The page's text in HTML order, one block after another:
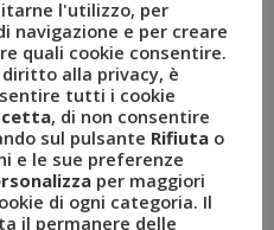
al via
HAPPY FAMILY,
,OTN,SOCIAL MEDIA
l'utilizzo, per
navigazione e per creare
quali cookie consentire.
alla privacy, è
tutti i cookie
, di non consentire
sul pulsante Rifiuta o
e le sue preferenze
per maggiori
di ogni categoria. Il
il permanere delle